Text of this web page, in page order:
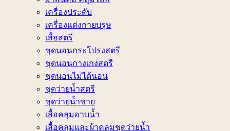
เครื่องประดับ
เครื่องแต่งกายบุรุษ
เสื้อสตรี
ชุดนอนกระโปรงสตรี
ชุดนอนกางเกงสตรี
ชุดนอนไม่ได้นอน
ชุดว่ายน้ำสตรี
ชุดว่ายน้ำชาย
เสื้อคลุมอาบน้ำ
เสื้อคลุมและผ้าคลุมชุดว่ายน้ำ